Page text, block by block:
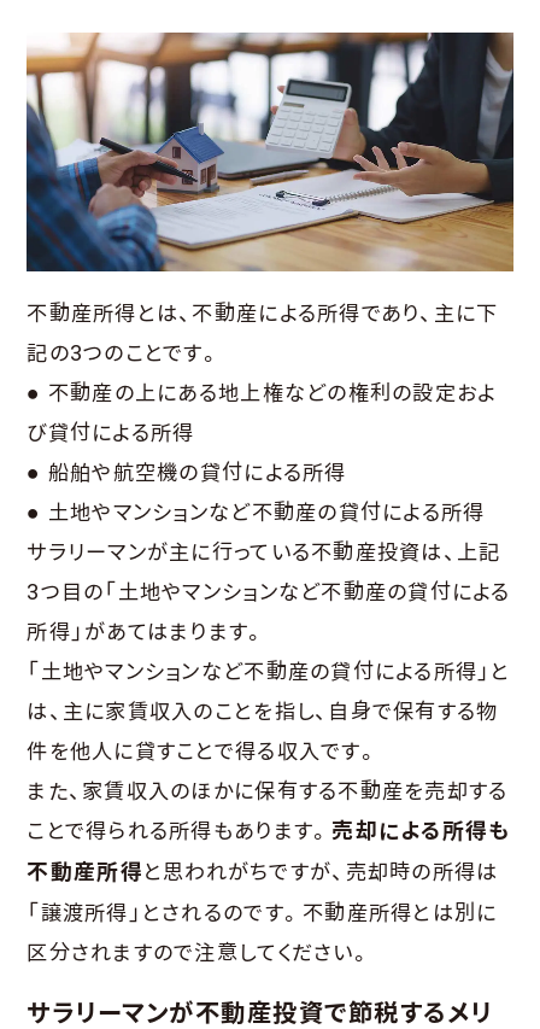
不動産所得とは、不動産による所得であり、主に下
記の3つのことです。
● 不動産の上にある地上権などの権利の設定およ
び貸付による所得
● 船舶や航空機の貸付による所得
● 土地やマンションなど不動産の貸付による所得
サラリーマンが主に行っている不動産投資は、上記
3つ目の「土地やマンションなど不動産の貸付による
所得」があてはまります。
「土地やマンションなど不動産の貸付による所得」と
は、主に家賃収入のことを指し、自身で保有する物
件を他人に貸すことで得る収入です。
また、家賃収入のほかに保有する不動産を売却する
ことで得られる所得もあります。売却による所得も
不動産所得と思われがちですが、売却時の所得は
「譲渡所得」とされるのです。不動産所得とは別に
区分されますので注意してください。
サラリーマンが不動産投資で節税するメリ